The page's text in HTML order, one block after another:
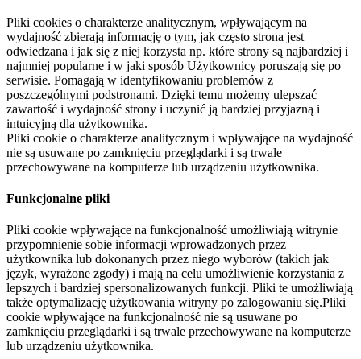
Pliki cookies o charakterze analitycznym, wpływającym na
wydajność zbierają informację o tym, jak często strona jest
odwiedzana i jak się z niej korzysta np. które strony są najbardziej i
najmniej popularne i w jaki sposób Użytkownicy poruszają się po
serwisie. Pomagają w identyfikowaniu problemów z
poszczególnymi podstronami. Dzięki temu możemy ulepszać
zawartość i wydajność strony i uczynić ją bardziej przyjazną i
intuicyjną dla użytkownika.
Pliki cookie o charakterze analitycznym i wpływające na wydajność
nie są usuwane po zamknięciu przeglądarki i są trwale
przechowywane na komputerze lub urządzeniu użytkownika.
Funkcjonalne pliki
Pliki cookie wpływające na funkcjonalność umożliwiają witrynie
przypomnienie sobie informacji wprowadzonych przez
użytkownika lub dokonanych przez niego wyborów (takich jak
język, wyrażone zgody) i mają na celu umożliwienie korzystania z
lepszych i bardziej spersonalizowanych funkcji. Pliki te umożliwiają
także optymalizację użytkowania witryny po zalogowaniu się.Pliki
cookie wpływające na funkcjonalność nie są usuwane po
zamknięciu przeglądarki i są trwale przechowywane na komputerze
lub urządzeniu użytkownika.